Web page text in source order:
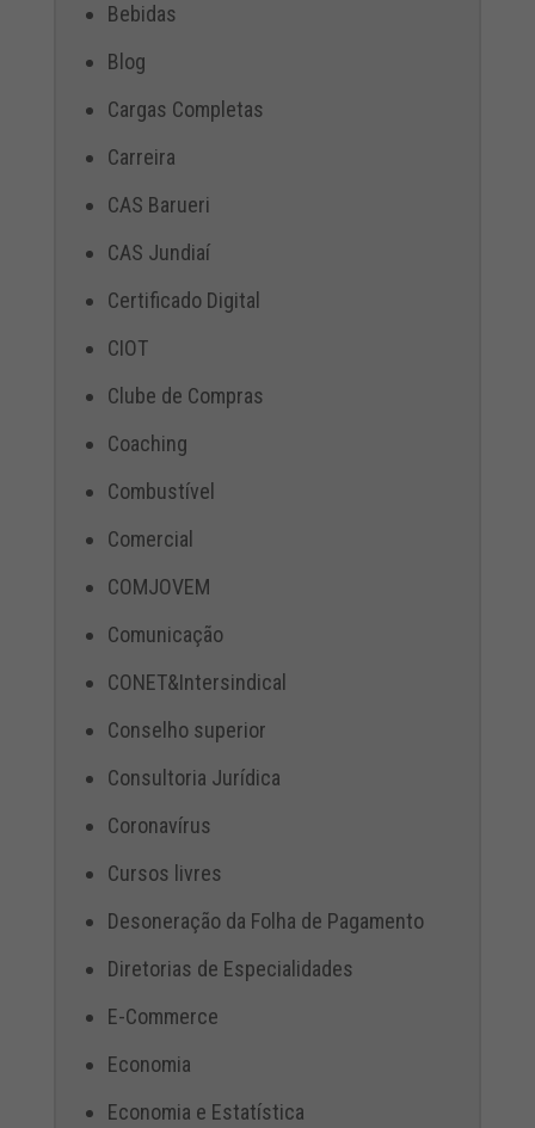
Bebidas
Blog
Cargas Completas
Carreira
CAS Barueri
CAS Jundiaí
Certificado Digital
CIOT
Clube de Compras
Coaching
Combustível
Comercial
COMJOVEM
Comunicação
CONET&Intersindical
Conselho superior
Consultoria Jurídica
Coronavírus
Cursos livres
Desoneração da Folha de Pagamento
Diretorias de Especialidades
E-Commerce
Economia
Economia e Estatística